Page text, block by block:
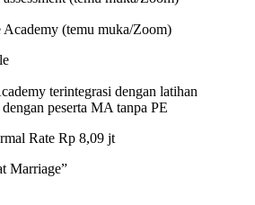
(temu muka/Zoom)
terintegrasi dengan latihan
peserta MA tanpa PE
Rate Rp 8,09 jt
Marriage”